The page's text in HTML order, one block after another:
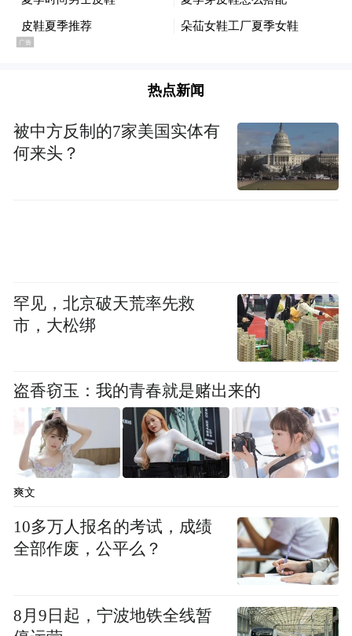
大唐不夜城
展现古今交融的独特魅力
让千年古城的风采在现代都市中焕发新颜
00:00 03:06
关帝故里 好运河东
每一砖一瓦都镌刻着忠诚与英勇的传奇
每一幅壁画都诉说着不朽的英雄故事
秋趣运城YOU好运
热点新闻
被中方反制的7家美国实体有
何来头？
罕见，北京破天荒率先救
市，大松绑
盗香窃玉：我的青春就是赌出来的
爽文
10多万人报名的考试，成绩
全部作废，公平么？
8月9日起，宁波地铁全线暂